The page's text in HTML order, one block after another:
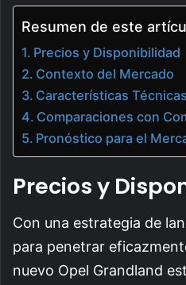
Resumen de este
Precios y Disponibilidad
Contexto del Mercado
Características Técnicas
Comparaciones con
Pronóstico para el
Precios y
Con una estrategia de
para penetrar
nuevo Opel Grandland